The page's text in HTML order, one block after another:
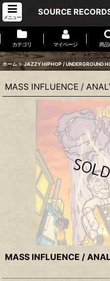
メニュー
SOURCE
カテゴリ マイページ 商
ホーム > JAZZY HIPHOP / UNDERGROUND
MASS INFLUENCE /
MASS INFLUENCE /